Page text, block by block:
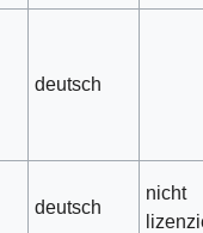
deutsch
deutsch
nicht